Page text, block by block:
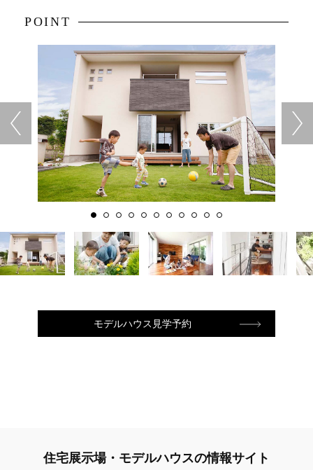
POINT
モデルハウス見学予約
住宅展示場・モデルハウスの情報サイト